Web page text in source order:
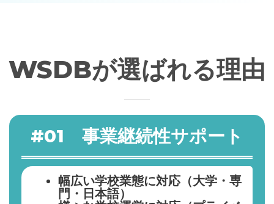
WSDBが選ばれる理由
#01 事業継続性サポート
幅広い学校業態に対応（大学・専
門・日本語）